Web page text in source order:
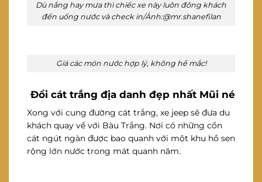
Dù nắng hay mưa thì chiếc xe này luôn đông khách
đến uống nước và check in/Ảnh:@mr.shanefilan
Giá các món nước hợp lý, không hề mắc!
Đồi cát trắng địa danh đẹp nhất Mũi né
Xong với cung đường cát trắng, xe jeep sẽ đưa du
khách quay về với Bàu Trắng. Nơi có những cồn
cát ngút ngàn được bao quanh với một khu hồ sen
rộng lớn nước trong mát quanh năm.